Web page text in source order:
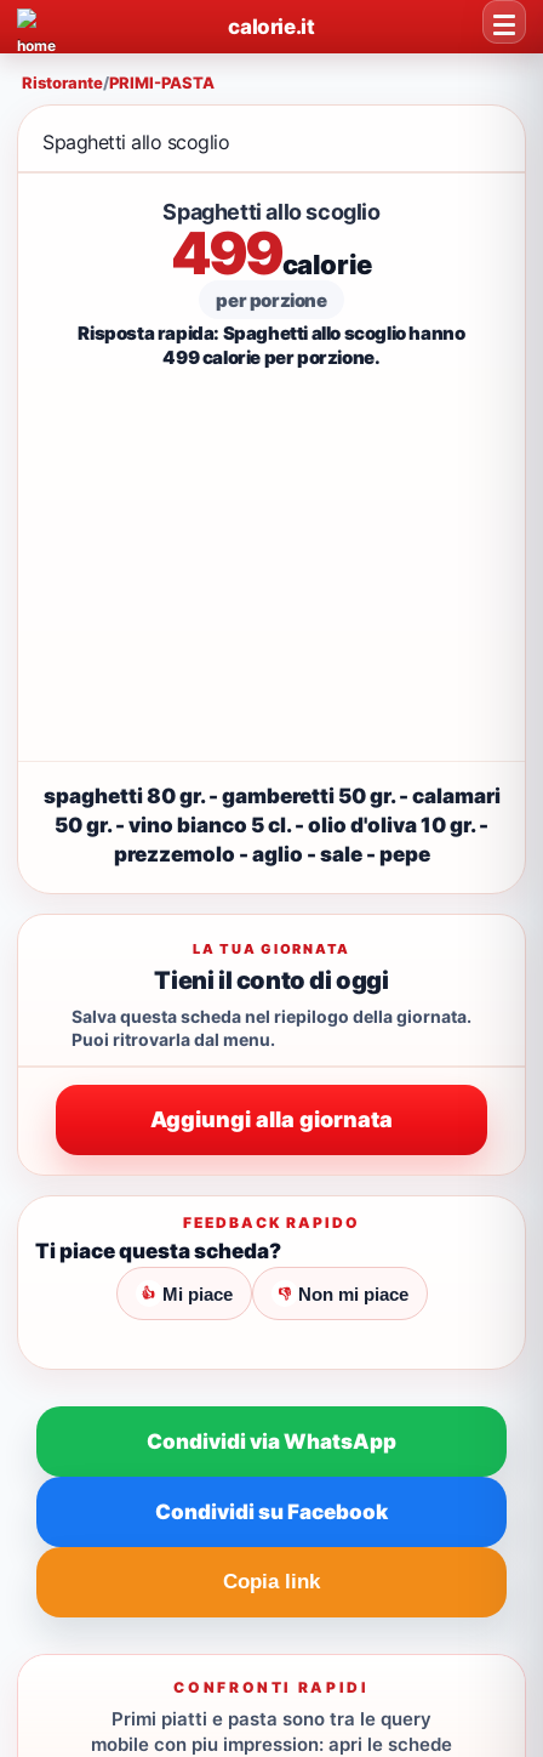
calorie.it
Ristorante/PRIMI-PASTA
Spaghetti allo scoglio
Spaghetti allo scoglio
499calorie
per porzione
Risposta rapida: Spaghetti allo scoglio hanno
499 calorie per porzione.
spaghetti 80 gr. - gamberetti 50 gr. - calamari
50 gr. - vino bianco 5 cl. - olio d'oliva 10 gr. -
prezzemolo - aglio - sale - pepe
LA TUA GIORNATA
Tieni il conto di oggi
Salva questa scheda nel riepilogo della giornata.
Puoi ritrovarla dal menu.
Aggiungi alla giornata
FEEDBACK RAPIDO
Ti piace questa scheda?
👍 Mi piace 👎 Non mi piace
Condividi via WhatsApp
Condividi su Facebook
Copia link
CONFRONTI RAPIDI
Primi piatti e pasta sono tra le query
mobile con piu impression: apri le schede